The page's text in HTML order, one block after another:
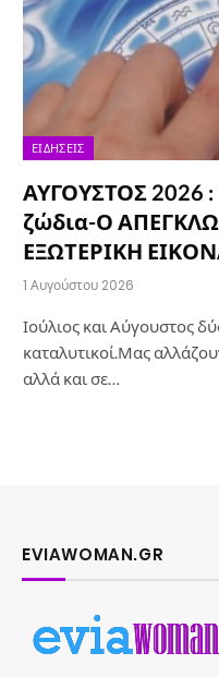
ΕΙΔΉΣΕΙΣ
ΑΥΓΟΥΣΤΟΣ 2026 :
ζώδια-Ο
ΕΞΩΤΕΡΙΚΗ
1 Αυγούστου 2026
Ιούλιος και Αύγουστος
καταλυτικοί.Μας
αλλά και σε…
EVIAWOMAN.GR